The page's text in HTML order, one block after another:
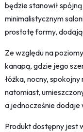
będzie stanowił
minimalistycznym
prostotę formy,
Ze względu na
kanapą, gdzie jego
łóżka, nocny,
natomiast,
a jednocześnie
Produkt dostępny jest